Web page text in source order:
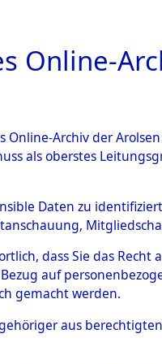
ARCHIVALE
zu den
→
Online-
Online-Archiv der
als oberstes
Daten zu
dass Sie das
auf
gemacht werden.
aus